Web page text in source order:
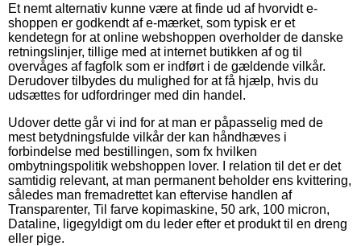
Et nemt alternativ kunne være at finde ud af hvorvidt e-
shoppen er godkendt af e-mærket, som typisk er et
kendetegn for at online webshoppen overholder de danske
retningslinjer, tillige med at internet butikken af og til
overvåges af fagfolk som er indført i de gældende vilkår.
Derudover tilbydes du mulighed for at få hjælp, hvis du
udsættes for udfordringer med din handel.
Udover dette går vi ind for at man er påpasselig med de
mest betydningsfulde vilkår der kan håndhæves i
forbindelse med bestillingen, som fx hvilken
ombytningspolitik webshoppen lover. I relation til det er det
samtidig relevant, at man permanent beholder ens kvittering,
således man fremadrettet kan eftervise handlen af
Transparenter, Til farve kopimaskine, 50 ark, 100 micron,
Dataline, ligegyldigt om du leder efter et produkt til en dreng
eller pige.